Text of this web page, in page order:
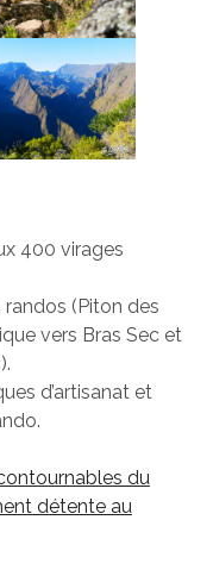
400 virages
randos (Piton des
vers Bras Sec et
d’artisanat et
du
détente au